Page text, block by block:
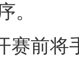
。
赛前